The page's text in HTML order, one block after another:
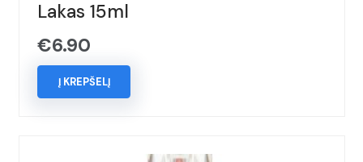
Lakas 15ml
€6.90
Į KREPŠELĮ